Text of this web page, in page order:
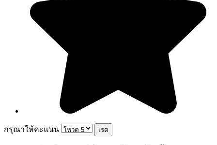
กรุณาให้คะแนน